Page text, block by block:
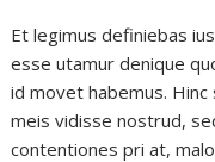
Et legimus definiebas
esse utamur denique
id movet habemus.
meis vidisse nostrud,
contentiones pri at,